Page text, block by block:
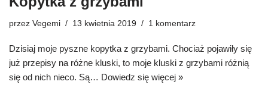
przez Vegemi 13 kwietnia 2019 1 komentarz
Dzisiaj moje pyszne kopytka z grzybami. Chociaż pojawiły się
już przepisy na różne kluski, to moje kluski z grzybami różnią
się od nich nieco. Są… Dowiedz się więcej »